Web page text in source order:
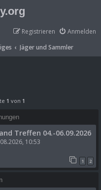
Anmelden
Registrieren
Jäger und Sammler
1 von 1
Treffen 04.-06.09.2026
10:53
1 2